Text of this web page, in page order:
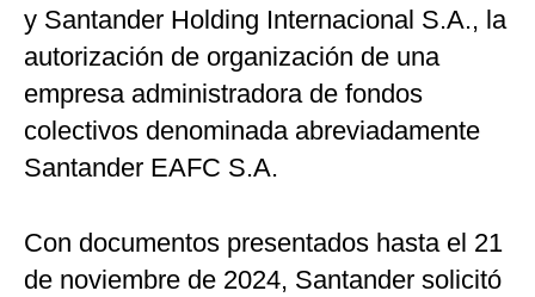
y Santander Holding Internacional S.A., la
autorización de organización de una
empresa administradora de fondos
colectivos denominada abreviadamente
Santander EAFC S.A.
Con documentos presentados hasta el 21
de noviembre de 2024, Santander solicitó